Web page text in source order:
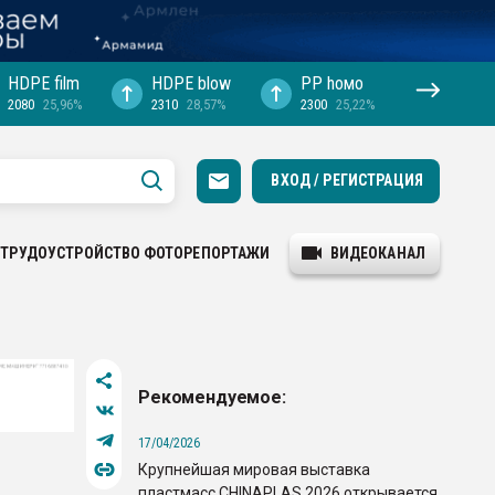
HDPE film
2080 25,96%
HDPE blow
2310 28,57%
PP hомо
2300 25,22%
ВХОД / РЕГИСТРАЦИЯ
ТРУДОУСТРОЙСТВО ФОТОРЕПОРТАЖИ ВИДЕОКАНАЛ
Рекомендуемое:
17/04/2026
Крупнейшая мировая выставка